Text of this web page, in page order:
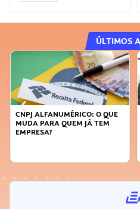
ÚLTIMOS
DICAS PARA OBTER CRÉDITO